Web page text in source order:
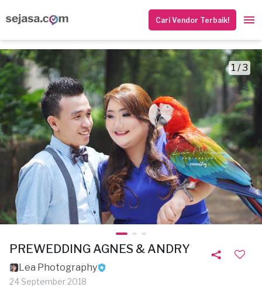
Cari Vendor Terbaik!
1 / 3
PREWEDDING AGNES & ANDRY
Lea Photography
24 September 2018